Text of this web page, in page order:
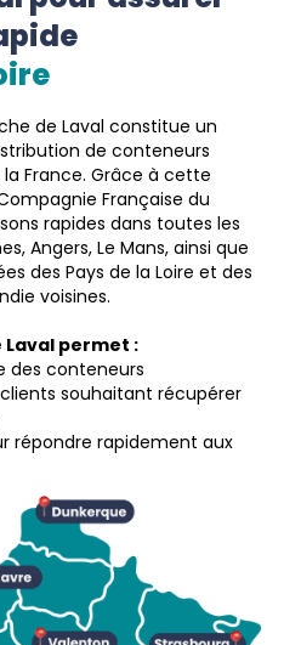
de Laval constitue un
de conteneurs
France. Grâce à cette
Française du
rapides dans toutes les
Angers, Le Mans, ainsi que
des Pays de la Loire et des
voisines.
Laval permet :
des conteneurs
souhaitant récupérer
répondre rapidement aux